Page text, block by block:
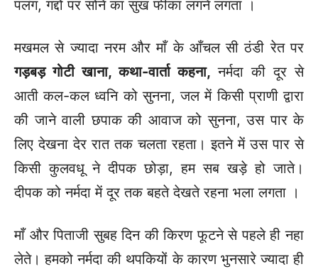
पलंग, गद्दों पर सोने का सुख फीका लगने लगता ।
मखमल से ज्यादा नरम और माँ के आँचल सी ठंडी रेत पर
गड़बड़ गोटी खाना, कथा-वार्ता कहना, नर्मदा की दूर से
आती कल-कल ध्वनि को सुनना, जल में किसी प्राणी द्वारा
की जाने वाली छपाक की आवाज को सुनना, उस पार के
लिए देखना देर रात तक चलता रहता। इतने में उस पार से
किसी कुलवधू ने दीपक छोड़ा, हम सब खड़े हो जाते।
दीपक को नर्मदा में दूर तक बहते देखते रहना भला लगता ।
माँ और पिताजी सुबह दिन की किरण फूटने से पहले ही नहा
लेते। हमको नर्मदा की थपकियों के कारण भुनसारे ज्यादा ही